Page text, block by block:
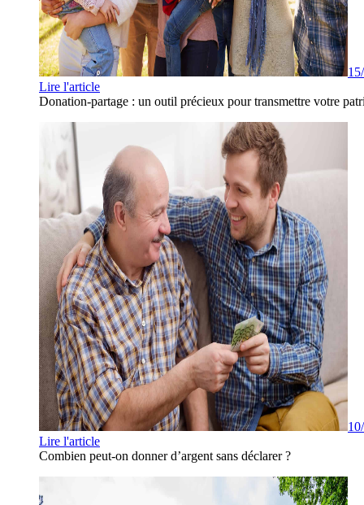
Lire l'article
Donation-partage : un outil précieux pour transmettre votre
Lire l'article
Combien peut-on donner d’argent sans déclarer ?